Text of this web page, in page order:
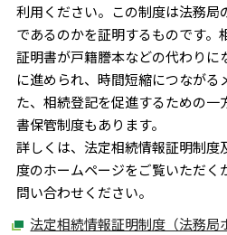
利用ください。この制度は法務局
であるのかを証明するものです。
証明書が戸籍謄本などの代わりに
に進められ、時間短縮につながる
た、相続登記を促進するための一
書保管制度もあります。
詳しくは、法定相続情報証明制度
度のホームページをご覧いただ
問い合わせください。
法定相続情報証明制度（法務局